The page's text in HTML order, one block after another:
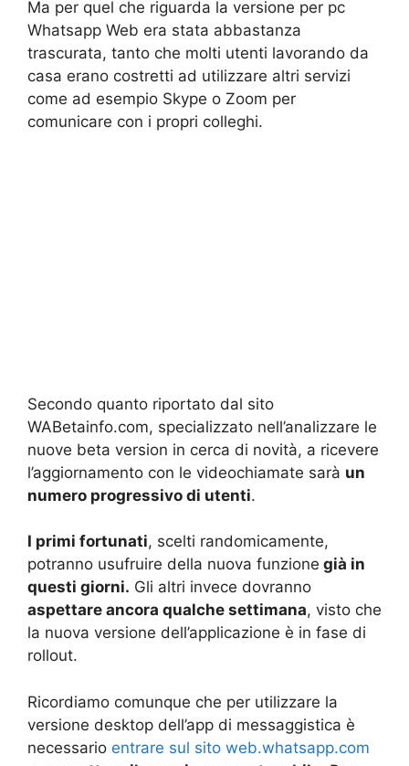
Ma per quel che riguarda la versione per pc
Whatsapp Web era stata abbastanza
trascurata, tanto che molti utenti lavorando da
casa erano costretti ad utilizzare altri servizi
come ad esempio Skype o Zoom per
comunicare con i propri colleghi.
Secondo quanto riportato dal sito
WABetainfo.com, specializzato nell’analizzare le
nuove beta version in cerca di novità, a ricevere
l’aggiornamento con le videochiamate sarà un
numero progressivo di utenti.
I primi fortunati, scelti randomicamente,
potranno usufruire della nuova funzione già in
questi giorni. Gli altri invece dovranno
aspettare ancora qualche settimana, visto che
la nuova versione dell’applicazione è in fase di
rollout.
Ricordiamo comunque che per utilizzare la
versione desktop dell’app di messaggistica è
necessario entrare sul sito web.whatsapp.com